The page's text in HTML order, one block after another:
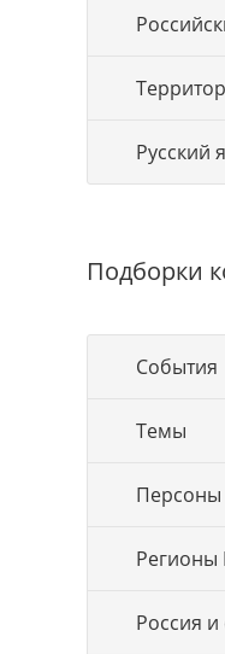
Русский
Подборки
События
Темы
Персоны
Регионы
Россия